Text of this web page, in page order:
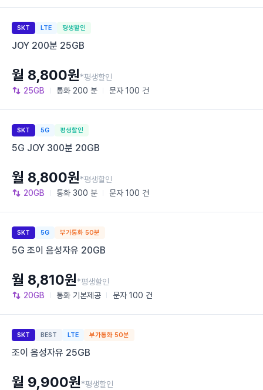
SKT LTE 평생할인
JOY 200분 25GB
25GB 통화 200 분 문자 100 건
월 8,800원*평생할인
SKT 5G 평생할인
5G JOY 300분 20GB
20GB 통화 300 분 문자 100 건
월 8,800원*평생할인
SKT 5G 부가통화 50분
5G 조이 음성자유 20GB
20GB 통화 기본제공 문자 100 건
월 8,810원*평생할인
SKT BEST LTE 부가통화 50분
조이 음성자유 25GB
월 9,900원*평생할인